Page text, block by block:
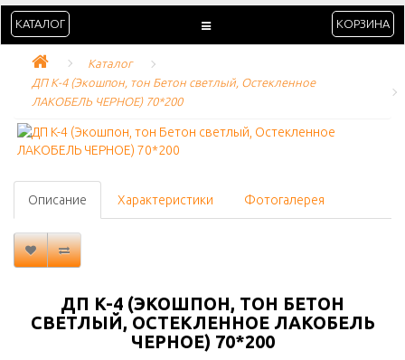
КАТАЛОГ КОРЗИНА
Каталог
ДП K-4 (Экошпон, тон Бетон светлый, Остекленное
ЛАКОБЕЛЬ ЧЕРНОЕ) 70*200
Описание Характеристики Фотогалерея
ДП K-4 (ЭКОШПОН, ТОН БЕТОН
СВЕТЛЫЙ, ОСТЕКЛЕННОЕ ЛАКОБЕЛЬ
ЧЕРНОЕ) 70*200